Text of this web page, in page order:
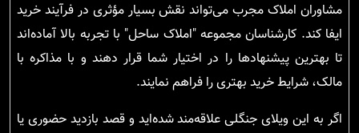
مشاوران املاک مجرب می‌تواند نقش بسیار مؤثری در فرآیند خرید
ایفا کند. کارشناسان مجموعه "املاک ساحل" با تجربه بالا آماده‌اند
تا بهترین پیشنهادها را در اختیار شما قرار دهند و با مذاکره با
مالک، شرایط خرید بهتری را فراهم نمایند.
اگر به این ویلای جنگلی علاقه‌مند شده‌اید و قصد بازدید حضوری یا